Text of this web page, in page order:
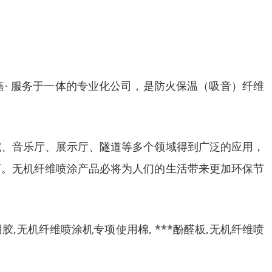
服务于一体的专业化公司，是防火保温（吸音）纤维
音乐厅、展示厅、隧道等多个领域得到广泛的应用，
无机纤维喷涂产品必将为人们的生活带来更加环保节
,无机纤维喷涂机专项使用棉, ***酚醛板,无机纤维喷